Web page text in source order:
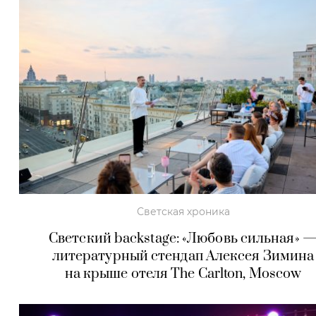
Светская хроника
Светский backstage: «Любовь сильная»
литературный стендап Алексея Зимина
на крыше отеля The Carlton, Moscow